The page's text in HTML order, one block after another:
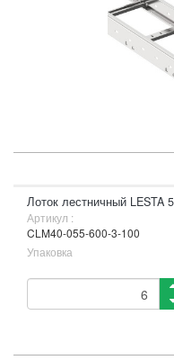
Лоток лестничный LESTA
Артикул :
CLM40-055-600-3-100
Упаковка